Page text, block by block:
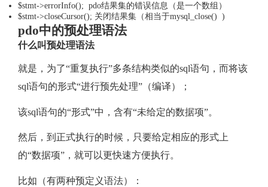
$stmt->errorInfo(); pdo结果集的错误信息（是一个数组）
$stmt->closeCursor(); 关闭结果集（相当于mysql_close() )
pdo中的预处理语法
什么叫预处理语法
就是，为了“重复执行”多条结构类似的sql语句，而将该
sql语句的形式“进行预先处理”（编译）；
该sql语句的“形式”中，含有“未给定的数据项”。
然后，到正式执行的时候，只要给定相应的形式上
的“数据项”，就可以更快速方便执行。
比如（有两种预定义语法）：